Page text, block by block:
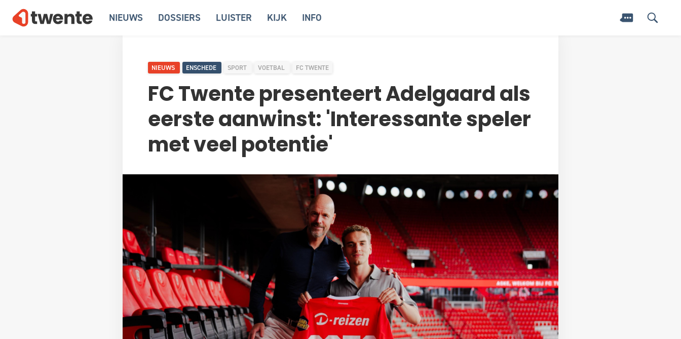
NIEUWS DOSSIERS LUISTER KIJK INFO
NIEUWS ENSCHEDE SPORT VOETBAL FC TWENTE
FC Twente presenteert Adelgaard als
eerste aanwinst: 'Interessante speler
met veel potentie'